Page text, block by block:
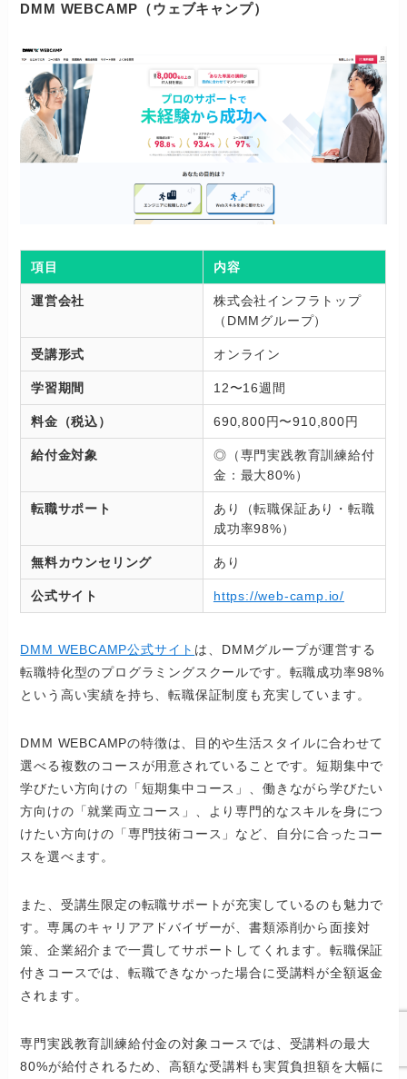
DMM WEBCAMP（ウェブキャンプ）
項目 内容
運営会社
株式会社インフラトップ
（DMMグループ）
受講形式 オンライン
学習期間 12〜16週間
料金（税込） 690,800円〜910,800円
給付金対象
◎（専門実践教育訓練給付
金：最大80%）
転職サポート
あり（転職保証あり・転職
成功率98%）
無料カウンセリング あり
公式サイト https://web-camp.io/
DMM WEBCAMP公式サイト は、DMMグループが運営する
転職特化型のプログラミングスクールです。転職成功率98%
という高い実績を持ち、転職保証制度も充実しています。
DMM WEBCAMPの特徴は、目的や生活スタイルに合わせて
選べる複数のコースが用意されていることです。短期集中で
学びたい方向けの「短期集中コース」、働きながら学びたい
方向けの「就業両立コース」、より専門的なスキルを身につ
けたい方向けの「専門技術コース」など、自分に合ったコー
スを選べます。
また、受講生限定の転職サポートが充実しているのも魅力で
す。専属のキャリアアドバイザーが、書類添削から面接対
策、企業紹介まで一貫してサポートしてくれます。転職保証
付きコースでは、転職できなかった場合に受講料が全額返金
されます。
専門実践教育訓練給付金の対象コースでは、受講料の最大
80%が給付されるため、高額な受講料も実質負担額を大幅に